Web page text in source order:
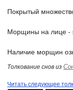
Покрытый
Морщины на лице -
Наличие морщин
Толкование снов из
Читать следующее